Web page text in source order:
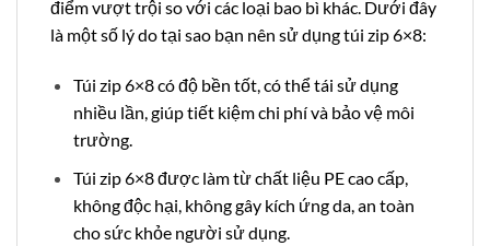
điểm vượt trội so với các loại bao bì khác. Dưới đây
là một số lý do tại sao bạn nên sử dụng túi zip 6×8:
Túi zip 6×8 có độ bền tốt, có thể tái sử dụng
nhiều lần, giúp tiết kiệm chi phí và bảo vệ môi
trường.
Túi zip 6×8 được làm từ chất liệu PE cao cấp,
không độc hại, không gây kích ứng da, an toàn
cho sức khỏe người sử dụng.